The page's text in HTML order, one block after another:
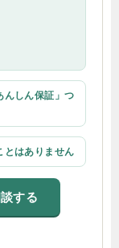
んしん保証」つ
とはありません
する